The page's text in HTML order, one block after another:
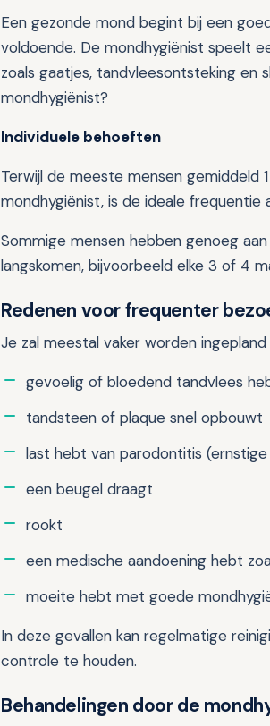
Een gezonde mond begint bij een
voldoende. De mondhygiënist speelt
zoals gaatjes, tandvleesontsteking en
mondhygiënist?
Individuele behoeften
Terwijl de meeste mensen gemiddeld
mondhygiënist, is de ideale frequentie
Sommige mensen hebben genoeg
langskomen, bijvoorbeeld elke 3 of 4
Redenen voor frequenter
Je zal meestal vaker worden
gevoelig of bloedend tandvlees
tandsteen of plaque snel opbouwt
last hebt van parodontitis
een beugel draagt
rookt
een medische aandoening hebt
moeite hebt met goede
In deze gevallen kan regelmatige
controle te houden.
Behandelingen door de